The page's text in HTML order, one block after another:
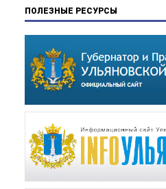
ПОЛЕЗНЫЕ РЕСУРСЫ